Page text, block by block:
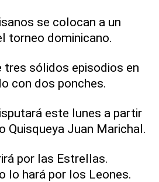
se colocan a un
torneo dominicano.
tres sólidos episodios en
con dos ponches.
este lunes a partir
Quisqueya Juan Marichal.
por las Estrellas.
lo hará por los Leones.